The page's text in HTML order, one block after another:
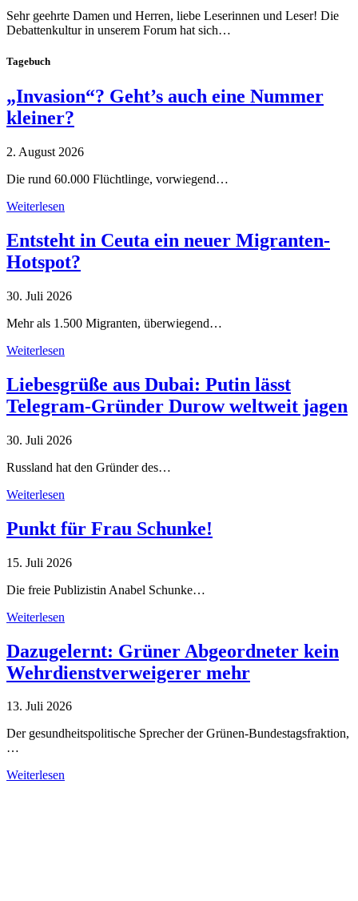
Sehr geehrte Damen und Herren, liebe Leserinnen und Leser! Die
Debattenkultur in unserem Forum hat sich…
Tagebuch
„Invasion“? Geht’s auch eine Nummer
kleiner?
2. August 2026
Die rund 60.000 Flüchtlinge, vorwiegend…
Weiterlesen
Entsteht in Ceuta ein neuer Migranten-
Hotspot?
30. Juli 2026
Mehr als 1.500 Migranten, überwiegend…
Weiterlesen
Liebesgrüße aus Dubai: Putin lässt
Telegram-Gründer Durow weltweit jagen
30. Juli 2026
Russland hat den Gründer des…
Weiterlesen
Punkt für Frau Schunke!
15. Juli 2026
Die freie Publizistin Anabel Schunke…
Weiterlesen
Dazugelernt: Grüner Abgeordneter kein
Wehrdienstverweigerer mehr
13. Juli 2026
Der gesundheitspolitische Sprecher der Grünen-Bundestagsfraktion,
…
Weiterlesen